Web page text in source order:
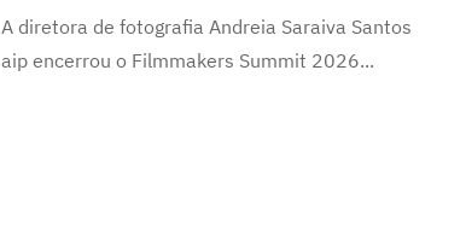
A diretora de fotografia Andreia Saraiva Santos
aip encerrou o Filmmakers Summit 2026...